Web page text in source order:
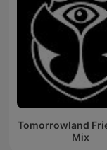
Tomorrowland
Mix